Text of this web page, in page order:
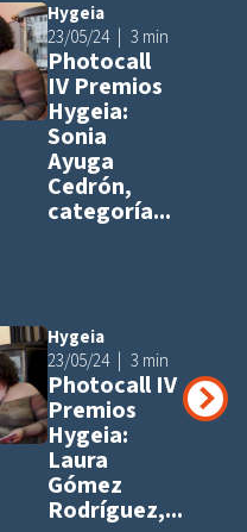
Añadir a
Hygeia
23/05/24
3 min
Photocall
IV Premios
Hygeia:
Sonia
Ayuga
Cedrón,
categoría...
Añadir a
Hygeia
23/05/24
3 min
Photocall IV
Premios
Hygeia:
Laura
Gómez
Rodríguez,...